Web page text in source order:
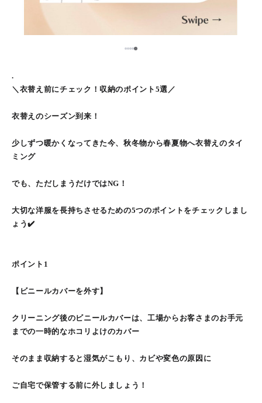
1234
.
＼衣替え前にチェック！収納のポイント5選／
衣替えのシーズン到来！
少しずつ暖かくなってきた今、秋冬物から春夏物へ衣替えのタイ
ミング
でも、ただしまうだけではNG！
大切な洋服を長持ちさせるための5つのポイントをチェックしまし
ょう✔️
ポイント1
【ビニールカバーを外す】
クリーニング後のビニールカバーは、工場からお客さまのお手元
までの一時的なホコリよけのカバー
そのまま収納すると湿気がこもり、カビや変色の原因に
ご自宅で保管する前に外しましょう！